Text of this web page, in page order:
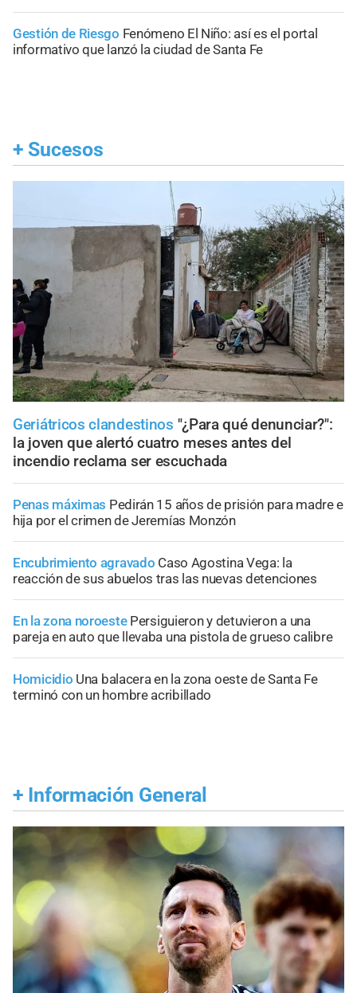
Gestión de Riesgo Fenómeno El Niño: así es el portal
informativo que lanzó la ciudad de Santa Fe
+ Sucesos
Geriátricos clandestinos "¿Para qué denunciar?":
la joven que alertó cuatro meses antes del
incendio reclama ser escuchada
Penas máximas Pedirán 15 años de prisión para madre e
hija por el crimen de Jeremías Monzón
Encubrimiento agravado Caso Agostina Vega: la
reacción de sus abuelos tras las nuevas detenciones
En la zona noroeste Persiguieron y detuvieron a una
pareja en auto que llevaba una pistola de grueso calibre
Homicidio Una balacera en la zona oeste de Santa Fe
terminó con un hombre acribillado
+ Información General